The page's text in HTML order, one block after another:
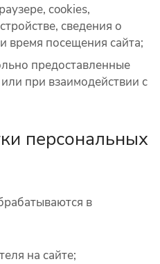
cookies,
сведения о
время посещения сайта;
предоставленные
при взаимодействии с
персональных
в
на сайте;